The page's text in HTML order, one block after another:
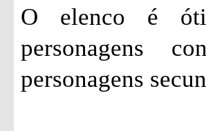
O elenco é
personagens
personagens